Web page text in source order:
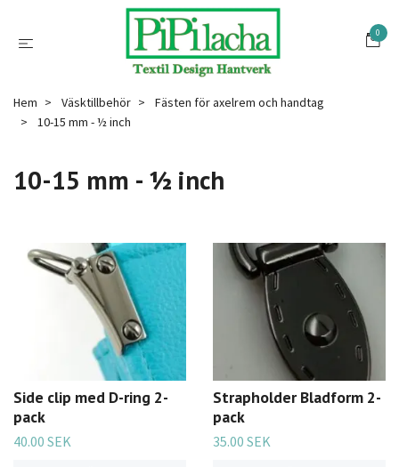
0
Hem Väsktillbehör
Fästen för axelrem och handtag
10-15 mm - ½ inch
10-15 mm - ½ inch
Side clip med D-ring 2-
pack
40.00 SEK
Strapholder Bladform 2-
pack
35.00 SEK